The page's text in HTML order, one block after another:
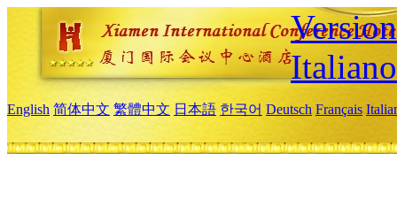
Italiano
English 简体中文 繁體中文 日本語 한국어 Deutsch Français